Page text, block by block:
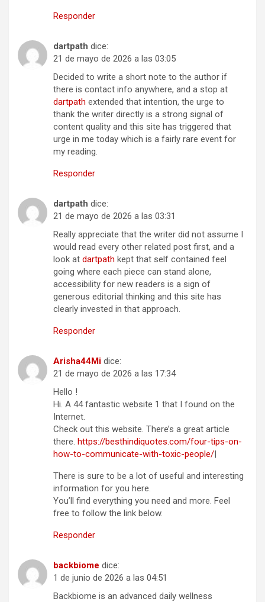
Responder
dartpath dice:
21 de mayo de 2026 a las 03:05
Decided to write a short note to the author if
there is contact info anywhere, and a stop at
dartpath extended that intention, the urge to
thank the writer directly is a strong signal of
content quality and this site has triggered that
urge in me today which is a fairly rare event for
my reading.
Responder
dartpath dice:
21 de mayo de 2026 a las 03:31
Really appreciate that the writer did not assume I
would read every other related post first, and a
look at dartpath kept that self contained feel
going where each piece can stand alone,
accessibility for new readers is a sign of
generous editorial thinking and this site has
clearly invested in that approach.
Responder
Arisha44Mi dice:
21 de mayo de 2026 a las 17:34
Hello !
Hi. A 44 fantastic website 1 that I found on the
Internet.
Check out this website. There’s a great article
there. https://besthindiquotes.com/four-tips-on-
how-to-communicate-with-toxic-people/|
There is sure to be a lot of useful and interesting
information for you here.
You’ll find everything you need and more. Feel
free to follow the link below.
Responder
backbiome dice:
1 de junio de 2026 a las 04:51
Backbiome is an advanced daily wellness